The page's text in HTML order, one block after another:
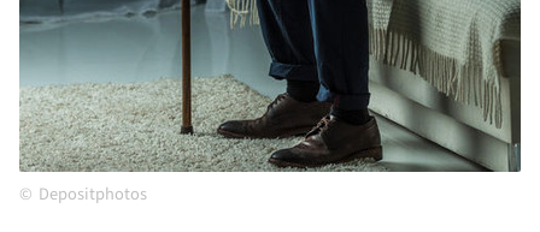
Depositphotos